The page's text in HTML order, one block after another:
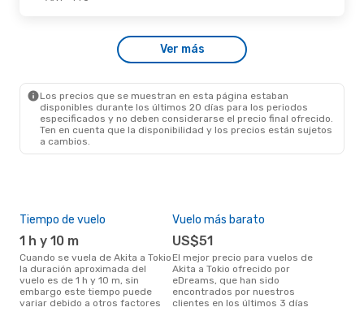
Ver más
Los precios que se muestran en esta página estaban
disponibles durante los últimos 20 días para los periodos
especificados y no deben considerarse el precio final ofrecido.
Ten en cuenta que la disponibilidad y los precios están sujetos
a cambios.
Tiempo de vuelo
1 h y 10 m
Cuando se vuela de Akita a Tokio
la duración aproximada del
vuelo es de 1 h y 10 m, sin
embargo este tiempo puede
variar debido a otros factores
Vuelo más barato
US$51
El mejor precio para vuelos de
Akita a Tokio ofrecido por
eDreams, que han sido
encontrados por nuestros
clientes en los últimos 3 días